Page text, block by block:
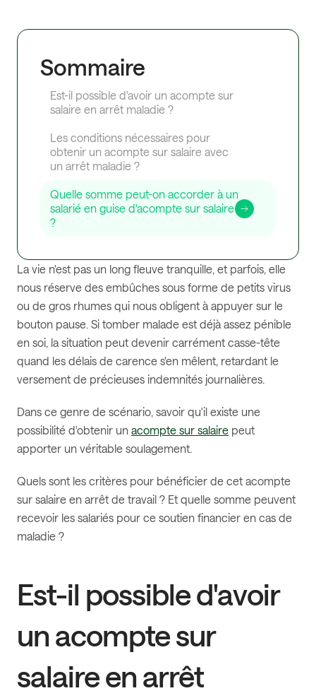
Sommaire
Est-il possible d'avoir un acompte sur
salaire en arrêt maladie ?
Les conditions nécessaires pour
obtenir un acompte sur salaire avec
un arrêt maladie ?
Quelle somme peut-on accorder à un
salarié en guise d'acompte sur salaire
?
La vie n'est pas un long fleuve tranquille, et parfois, elle
nous réserve des embûches sous forme de petits virus
ou de gros rhumes qui nous obligent à appuyer sur le
bouton pause. Si tomber malade est déjà assez pénible
en soi, la situation peut devenir carrément casse-tête
quand les délais de carence s'en mêlent, retardant le
versement de précieuses indemnités journalières.
Dans ce genre de scénario, savoir qu'il existe une
possibilité d'obtenir un acompte sur salaire peut
apporter un véritable soulagement.
Quels sont les critères pour bénéficier de cet acompte
sur salaire en arrêt de travail ? Et quelle somme peuvent
recevoir les salariés pour ce soutien financier en cas de
maladie ?
Est-il possible d'avoir
un acompte sur
salaire en arrêt